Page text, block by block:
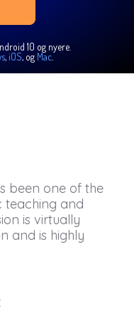
10 og nyere.
,iOS, og Mac
one of the
and
is virtually
is highly